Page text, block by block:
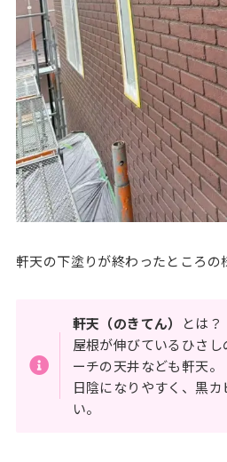
軒天の下塗りが終わったところの
軒天（のきてん）
とは？
屋根が伸びているひさ
ーチの天井なども軒天。
日陰になりやすく、黒
い。